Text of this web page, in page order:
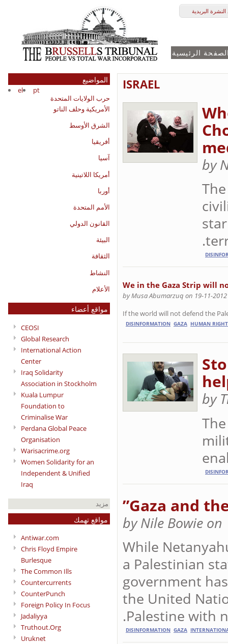
البريدية
الرئيسية
el
pt
حرب الولايات المتحدة
الأمريكية وحلف الناتو
الشرق الأوسط
أفريقيا
آسيا
أمريكا اللاتينية
أوربا
الأمم المتحدة
القانون الدولي
البيئة
الثقافة
النشاط
الأعلام
CEOSI
Global Research
International Action
Center
Iraq Solidarity
Association in Stockholm
Kuala Lumpur
Foundation to
Criminalise War
Perdana Global Peace
Organisation
Warisacrime.org
Women Solidarity for an
Independent & Unified
Iraq
Antiwar.com
Chris Floyd Empire
Burlesque
The Common Ills
Countercurrents
CounterPunch
Foreign Policy In Focus
Jadaliyya
Truthout.Org
Uruknet
ISRAEL
by
We in the Gaza Strip will
by Musa Abumarzuq on 19-11-2012
If the world will not defend the
DISINFORMATION GAZA HUMAN
by
Gaza and
by Nile Bowie on
While
a Palestinian
government
the United
Palestine with
DISINFORMATION GAZA